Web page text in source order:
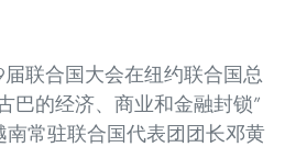
届联合国大会在纽约联合国总
巴的经济、商业和金融封锁”
常驻联合国代表团团长邓黄